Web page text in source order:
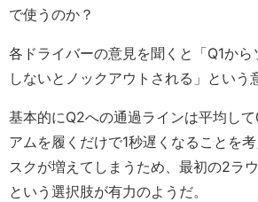
で使うのか？
各ドライバーの意見を聞くと「Q1か
しないとノックアウトされる」という
基本的にQ2への通過ラインは平均し
アムを履くだけで1秒遅くなることを
スクが増えてしまうため、最初の2ラ
という選択肢が有力のようだ。